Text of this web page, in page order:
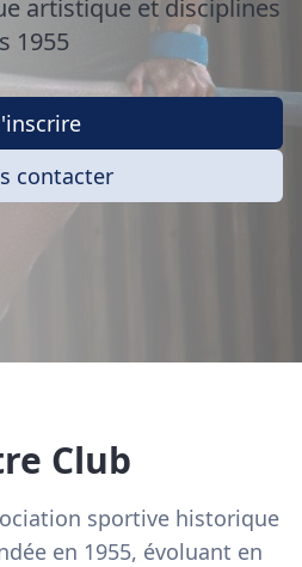
artistique et disciplines
1955
contacter
Club
sportive historique
en 1955, évoluant en